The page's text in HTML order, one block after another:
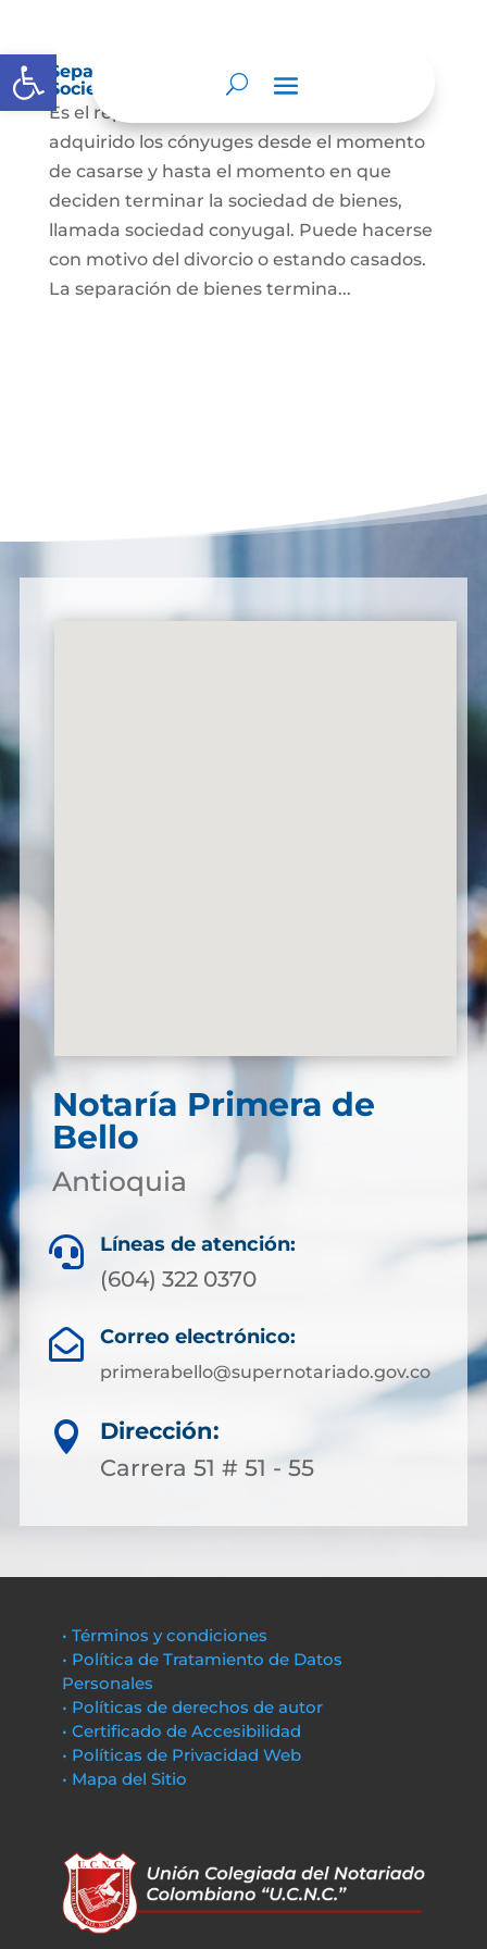
Abrir barra de herramientas
Separación de Bienes o Liquidación de
Sociedad Conyugal
Es el reparto de los bienes que han
adquirido los cónyuges desde el momento
de casarse y hasta el momento en que
deciden terminar la sociedad de bienes,
llamada sociedad conyugal. Puede hacerse
con motivo del divorcio o estando casados.
La separación de bienes termina...
Notaría Primera de
Bello
Antioquia
 Líneas de atención:
(604) 322 0370
 Correo electrónico:
primerabello@supernotariado.gov.co

Dirección:
Carrera 51 # 51 - 55
• Términos y condiciones
• Política de Tratamiento de Datos
Personales
• Políticas de derechos de autor
• Certificado de Accesibilidad
• Políticas de Privacidad Web
• Mapa del Sitio